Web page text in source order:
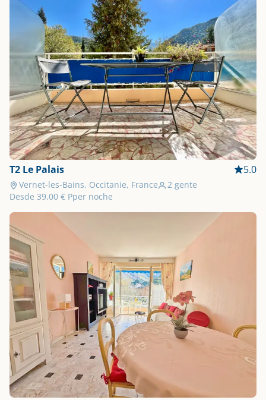
T2 Le Palais 5.0
Vernet-les-Bains, Occitanie, France
2 gente
Desde 39,00 € Pper noche